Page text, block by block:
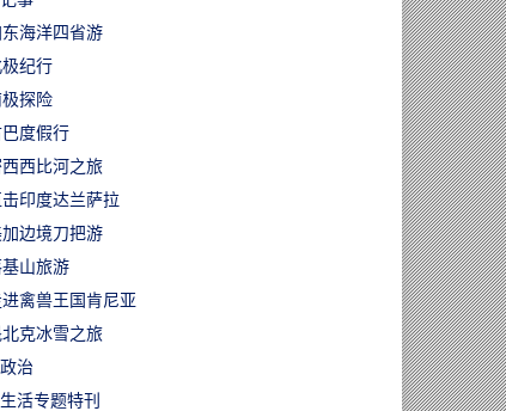
海洋四省游
纪行
探险
度假行
西比河之旅
击印度达兰萨拉
边境刀把游
山旅游
禽兽王国肯尼亚
北克冰雪之旅
治
活专题特刊